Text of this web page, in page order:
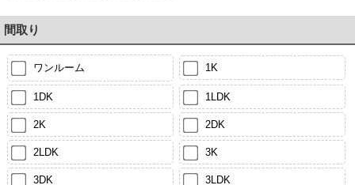
間取り
ワンルーム 1K
1DK 1LDK
2K 2DK
2LDK 3K
3DK 3LDK